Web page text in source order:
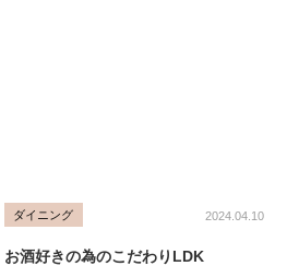
ダイニング 2024.04.10
お酒好きの為のこだわりLDK